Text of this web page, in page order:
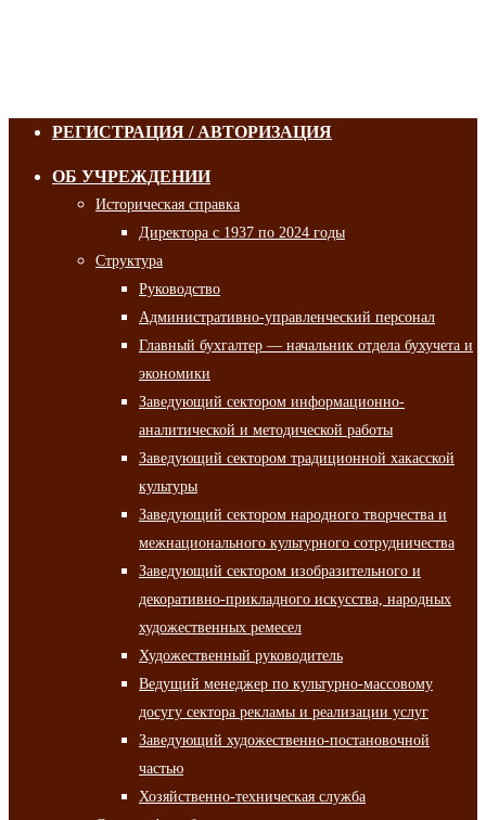
РЕГИСТРАЦИЯ / АВТОРИЗАЦИЯ
ОБ УЧРЕЖДЕНИИ
Историческая справка
Директора с 1937 по 2024 годы
Структура
Руководство
Административно-управленческий персонал
Главный бухгалтер — начальник отдела бухучета и
экономики
Заведующий сектором информационно-
аналитической и методической работы
Заведующий сектором традиционной хакасской
культуры
Заведующий сектором народного творчества и
межнационального культурного сотрудничества
Заведующий сектором изобразительного и
декоративно-прикладного искусства, народных
художественных ремесел
Художественный руководитель
Ведущий менеджер по культурно-массовому
досугу сектора рекламы и реализации услуг
Заведующий художественно-постановочной
частью
Хозяйственно-техническая служба